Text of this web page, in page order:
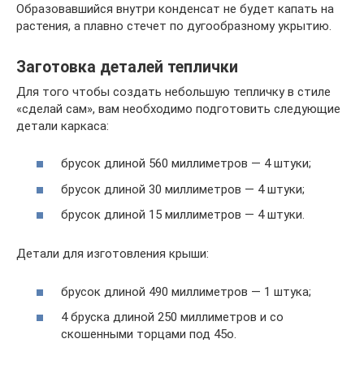
Образовавшийся внутри конденсат не будет капать на
растения, а плавно стечет по дугообразному укрытию.
Заготовка деталей теплички
Для того чтобы создать небольшую тепличку в стиле
«сделай сам», вам необходимо подготовить следующие
детали каркаса:
брусок длиной 560 миллиметров — 4 штуки;
брусок длиной 30 миллиметров — 4 штуки;
брусок длиной 15 миллиметров — 4 штуки.
Детали для изготовления крыши:
брусок длиной 490 миллиметров — 1 штука;
4 бруска длиной 250 миллиметров и со
скошенными торцами под 45о.